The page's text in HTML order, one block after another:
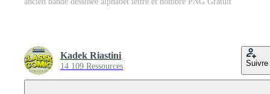
Kadek Riastini
14 109 Ressources Suivre